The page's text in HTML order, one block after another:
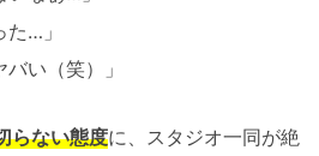
…」
バい（笑）」
らない態度に、スタジオ一同が絶